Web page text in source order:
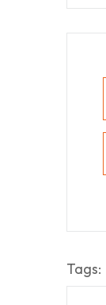
Tags: